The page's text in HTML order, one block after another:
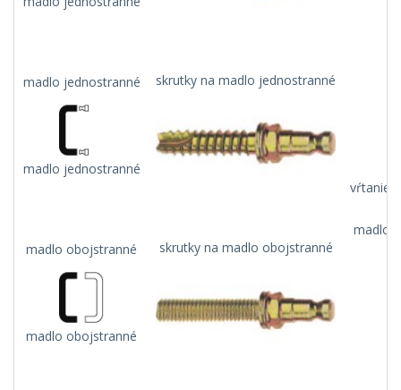
madlo jednostranné
madlo jednostranné
skrutky na madlo jednostranné
vŕtanie
madlo obojstranné
madlo obojstranné
skrutky na madlo obojstranné
madlo